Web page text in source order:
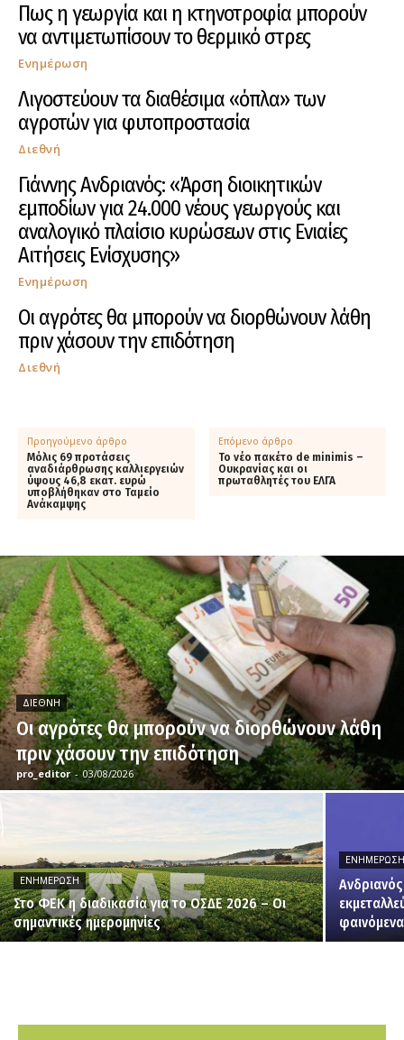
Πως η γεωργία και η κτηνοτροφία μπορούν
να αντιμετωπίσουν το θερμικό στρες
Ενημέρωση
Λιγοστεύουν τα διαθέσιμα «όπλα» των
αγροτών για φυτοπροστασία
Διεθνή
Γιάννης Ανδριανός: «Άρση διοικητικών
εμποδίων για 24.000 νέους γεωργούς και
αναλογικό πλαίσιο κυρώσεων στις Ενιαίες
Αιτήσεις Ενίσχυσης»
Ενημέρωση
Οι αγρότες θα μπορούν να διορθώνουν λάθη
πριν χάσουν την επιδότηση
Διεθνή
Προηγούμενο άρθρο
Μόλις 69 προτάσεις
αναδιάρθρωσης καλλιεργειών
ύψους 46,8 εκατ. ευρώ
υποβλήθηκαν στο Ταμείο
Ανάκαμψης
Επόμενο άρθρο
Το νέο πακέτο de minimis –
Ουκρανίας και οι
πρωταθλητές του ΕΛΓΑ
ΔΙΕΘΝΉ
Οι αγρότες θα μπορούν να διορθώνουν λάθη
πριν χάσουν την επιδότηση
pro_editor - 03/08/2026
ΕΝΗΜΈΡΩΣΗ
Στο ΦΕΚ η διαδικασία για το ΟΣΔΕ 2026 – Οι
σημαντικές ημερομηνίες